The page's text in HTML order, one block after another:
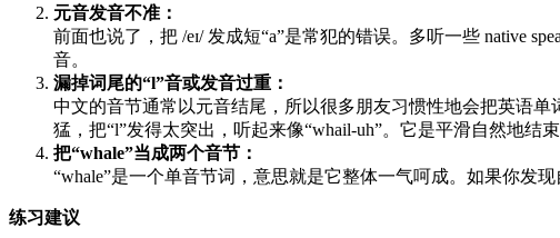
元音发音不准：
前面也说了，把 /eɪ/ 发成短“a”是常犯的错误。多听一些 native
音。
漏掉词尾的“l”音或发音过重：
中文的音节通常以元音结尾，所以很多朋友习惯性地会把英语单
猛，把“l”发得太突出，听起来像“whail-uh”。它是平滑自然地结
把“whale”当成两个音节：
“whale”是一个单音节词，意思就是它整体一气呵成。如果你发
练习建议